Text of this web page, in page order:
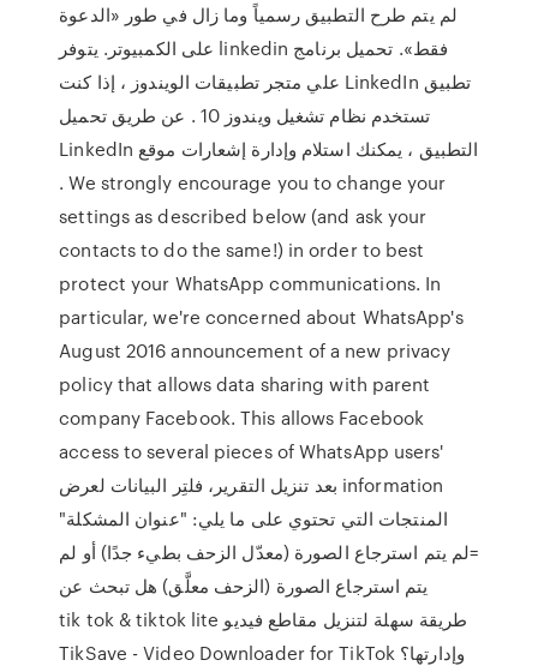
لم يتم طرح التطبيق رسمياً وما زال في طور «الدعوة
فقط». تحميل برنامج linkedin على الكمبيوتر. يتوفر
تطبيق LinkedIn علي متجر تطبيقات الويندوز ، إذا كنت
تستخدم نظام تشغيل ويندوز 10 . عن طريق تحميل
التطبيق ، يمكنك استلام وإدارة إشعارات موقع LinkedIn
. We strongly encourage you to change your
settings as described below (and ask your
contacts to do the same!) in order to best
protect your WhatsApp communications. In
particular, we're concerned about WhatsApp's
August 2016 announcement of a new privacy
policy that allows data sharing with parent
company Facebook. This allows Facebook
access to several pieces of WhatsApp users'
information بعد تنزيل التقرير، فلتِر البيانات لعرض
المنتجات التي تحتوي على ما يلي: "عنوان المشكلة"
=لم يتم استرجاع الصورة (معدّل الزحف بطيء جدًا) أو لم
يتم استرجاع الصورة (الزحف معلَّق) هل تبحث عن
طريقة سهلة لتنزيل مقاطع فيديو tik tok & tiktok lite
وإدارتها؟ TikSave - Video Downloader for TikTok